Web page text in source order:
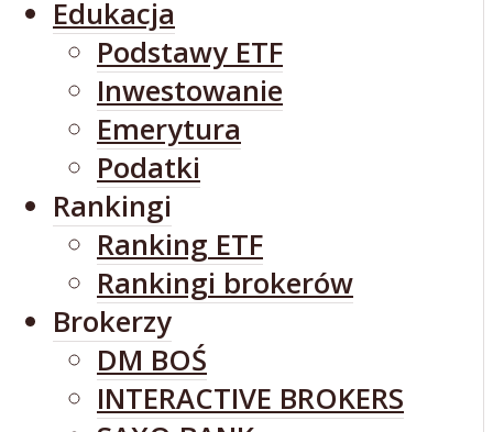
Edukacja
Podstawy ETF
Inwestowanie
Emerytura
Podatki
Rankingi
Ranking ETF
Rankingi brokerów
Brokerzy
DM BOŚ
INTERACTIVE BROKERS